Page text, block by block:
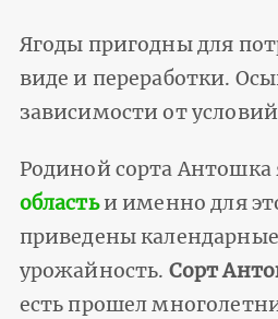
Ягоды пригодны для
виде и переработки.
зависимости от
Родиной сорта Антошка
областьи именно для
приведены
урожайность. Сорт
есть прошел